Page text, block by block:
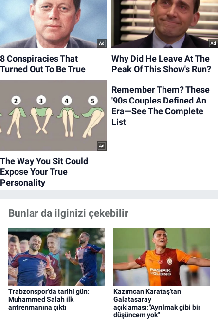
Bunlar da ilginizi çekebilir
Trabzonspor'da tarihi gün:
Muhammed Salah ilk
antrenmanına çıktı
Kazımcan Karataş'tan
Galatasaray
açıklaması:"Ayrılmak gibi bir
düşüncem yok"